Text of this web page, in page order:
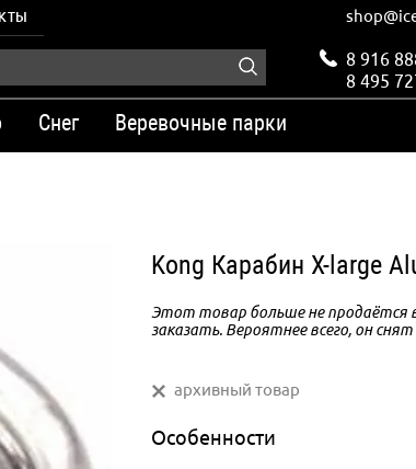
8 916
8 495
Снег Веревочные парки
Kong Карабин X-large
Этот товар больше не продаётся
заказать. Вероятнее всего, он
архивный товар
Особенности